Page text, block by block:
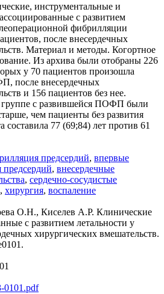
инструментальные и
с развитием
фибрилляции
после внесердечных
Материал и методы. Когортное
Из архива были отобраны 226
у 70 пациентов произошла
после внесердечных
и 156 пациентов без нее.
группе с развившейся ПОФП были
чем пациенты без развития
77 (69;84) лет против 61
предсердий, впервые
, внесердечные
, сердечно-сосудистые
, хирургия, воспаление
О.Н., Киселев А.Р. Клинические
с развитием летальности у
хирургических вмешательств.
0101.pdf